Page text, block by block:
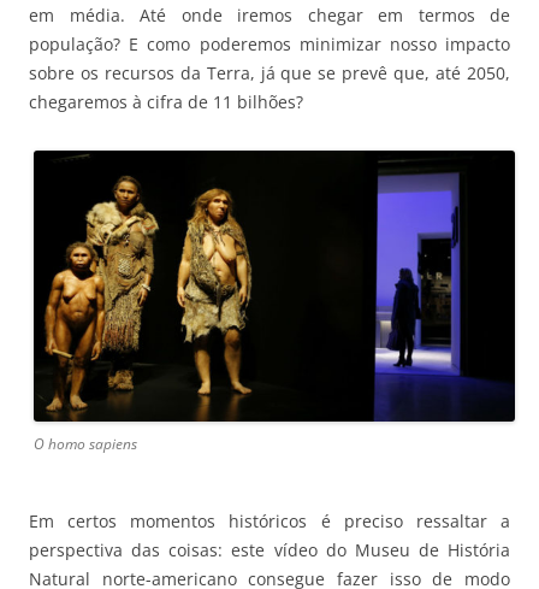
em média. Até onde iremos chegar em termos de
população? E como poderemos minimizar nosso impacto
sobre os recursos da Terra, já que se prevê que, até 2050,
chegaremos à cifra de 11 bilhões?
O homo sapiens
Em certos momentos históricos é preciso ressaltar a
perspectiva das coisas: este vídeo do Museu de História
Natural norte-americano consegue fazer isso de modo